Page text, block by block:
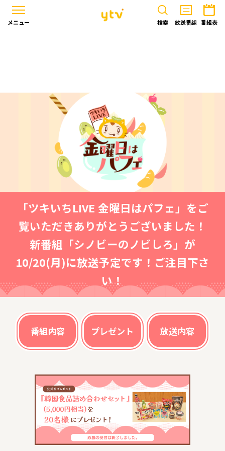
検索 放送番組 番組表
メニュー
「ツキいちLIVE 金曜日はパフェ」をご
覧いただきありがとうございました！
新番組「シノビーのノビしろ」が
10/20(月)に放送予定です！ご注目下さ
い！
番組内容 プレゼント 放送内容